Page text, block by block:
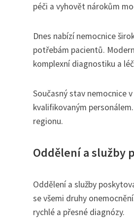
péči a vyhovět nárokům
Dnes nabízí nemocnice
potřebám pacientů.
komplexní diagnostiku a
Současný stav nemocnice
kvalifikovaným
regionu.
Oddělení a služby
Oddělení a služby
se všemi druhy
rychlé a přesné diagnózy.